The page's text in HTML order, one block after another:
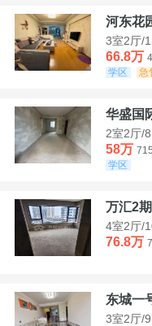
河东花
3室2厅/
66.8万
学区
急
华盛国
2室2厅/
58万
学区
万汇2
4室2厅/
76.8万
东城一
3室2厅/